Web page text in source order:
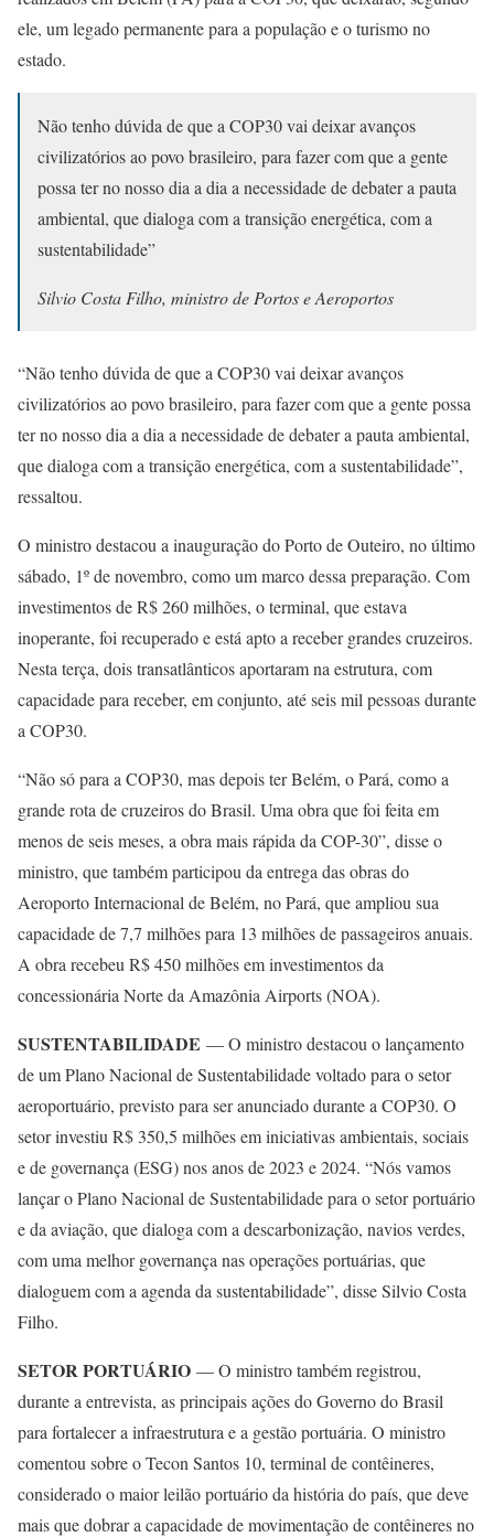
ele, um legado permanente para a população e o turismo no
estado.
Não tenho dúvida de que a COP30 vai deixar avanços
civilizatórios ao povo brasileiro, para fazer com que a gente
possa ter no nosso dia a dia a necessidade de debater a pauta
ambiental, que dialoga com a transição energética, com a
sustentabilidade”
Silvio Costa Filho, ministro de Portos e Aeroportos
“Não tenho dúvida de que a COP30 vai deixar avanços
civilizatórios ao povo brasileiro, para fazer com que a gente possa
ter no nosso dia a dia a necessidade de debater a pauta ambiental,
que dialoga com a transição energética, com a sustentabilidade”,
ressaltou.
O ministro destacou a inauguração do Porto de Outeiro, no último
sábado, 1º de novembro, como um marco dessa preparação. Com
investimentos de R$ 260 milhões, o terminal, que estava
inoperante, foi recuperado e está apto a receber grandes cruzeiros.
Nesta terça, dois transatlânticos aportaram na estrutura, com
capacidade para receber, em conjunto, até seis mil pessoas durante
a COP30.
“Não só para a COP30, mas depois ter Belém, o Pará, como a
grande rota de cruzeiros do Brasil. Uma obra que foi feita em
menos de seis meses, a obra mais rápida da COP-30”, disse o
ministro, que também participou da entrega das obras do
Aeroporto Internacional de Belém, no Pará, que ampliou sua
capacidade de 7,7 milhões para 13 milhões de passageiros anuais.
A obra recebeu R$ 450 milhões em investimentos da
concessionária Norte da Amazônia Airports (NOA).
SUSTENTABILIDADE — O ministro destacou o lançamento
de um Plano Nacional de Sustentabilidade voltado para o setor
aeroportuário, previsto para ser anunciado durante a COP30. O
setor investiu R$ 350,5 milhões em iniciativas ambientais, sociais
e de governança (ESG) nos anos de 2023 e 2024. “Nós vamos
lançar o Plano Nacional de Sustentabilidade para o setor portuário
e da aviação, que dialoga com a descarbonização, navios verdes,
com uma melhor governança nas operações portuárias, que
dialoguem com a agenda da sustentabilidade”, disse Silvio Costa
Filho.
SETOR PORTUÁRIO — O ministro também registrou,
durante a entrevista, as principais ações do Governo do Brasil
para fortalecer a infraestrutura e a gestão portuária. O ministro
comentou sobre o Tecon Santos 10, terminal de contêineres,
considerado o maior leilão portuário da história do país, que deve
mais que dobrar a capacidade de movimentação de contêineres no